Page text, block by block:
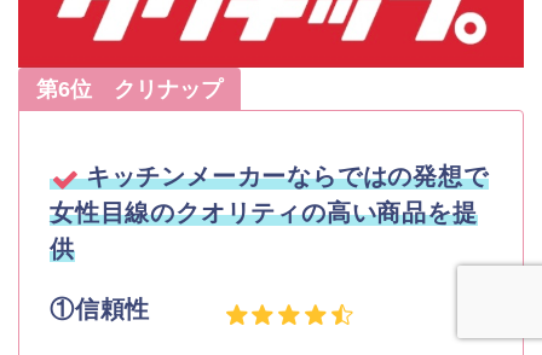
第6位 クリナップ
キッチンメーカーならではの発想で
女性目線のクオリティの高い商品を提
供
①信頼性